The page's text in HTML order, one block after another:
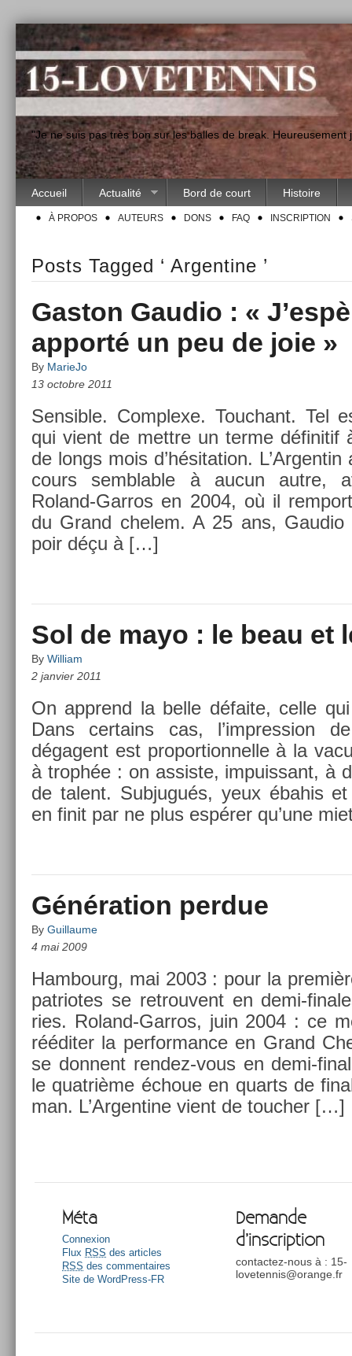
"Je ne suis pas très bon sur les balles de break.
Accueil Actualité Bord de court Histoire
À PROPOS AUTEURS DONS FAQ INSCRIPTION
Posts Tagged ‘ Argentine ’
Gaston Gaudio : «
apporté un peu de joie »
By MarieJo
13 octobre 2011
Sen­sib­le. Com­plexe. Touc­hant. Tel
qui vient de mettre un terme définitif
de longs mois d’hésita­tion.
cours sembl­able à aucun autre,
Roland-Garros en 2004, où il
du Grand chelem. A 25 ans, Gaudio
poir déçu à […]
Sol de mayo : le beau et
By William
2 janvier 2011
On apprend la belle défaite, celle
Dans cer­tains cas, l’impress­ion
dégagent est pro­por­tion­nelle à la
à trophée : on as­sis­te, im­puis­sant, à
de talent. Sub­jugués, yeux ébahis
en finit par ne plus espérer qu’une
Génération perdue
By Guillaume
4 mai 2009
Ham­bourg, mai 2003 : pour la
pat­riotes se retro­uvent en demi-
ries. Roland-Garros, juin 2004 : ce
rééditer la per­for­mance en Grand
se don­nent rendez-vous en demi-
le quat­rième échoue en quarts de
man. L’Ar­gentine vient de touch­er […]
Méta
Connexion
Flux RSS des articles
RSS des commentaires
Site de WordPress-FR
Demande
d’inscription
contactez-nous à : 15-
lovetennis@orange.fr